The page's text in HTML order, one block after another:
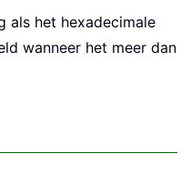
als het hexadecimale
wanneer het meer dan